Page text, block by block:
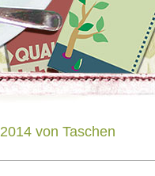
von Taschen